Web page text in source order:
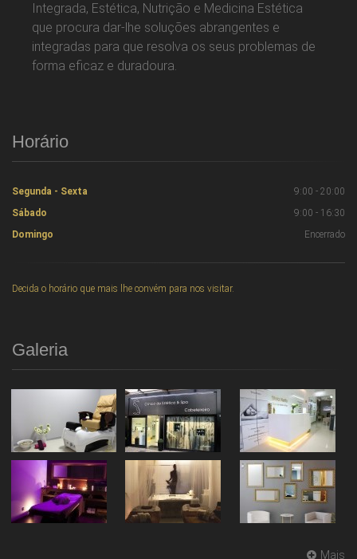
Integrada, Estética, Nutrição e Medicina Estética
que procura dar-lhe soluções abrangentes e
integradas para que resolva os seus problemas de
forma eficaz e duradoura.
Horário
Segunda - Sexta
9:00 - 20:00
Sábado
9:00 - 16:30
Domingo
Encerrado
Decida o horário que mais lhe convém para nos visitar.
Galeria
Mais